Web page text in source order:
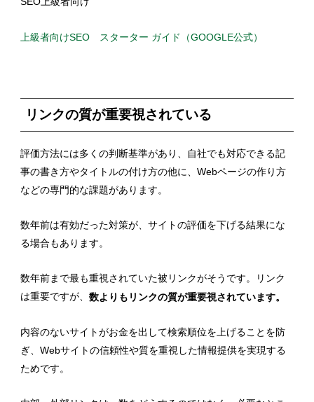
上級者向けSEO スターター ガイド（GOOGLE公式）
リンクの質が重要視されている
評価方法には多くの判断基準があり、自社でも対応できる記
事の書き方やタイトルの付け方の他に、Webページの作り方
などの専門的な課題があります。
数年前は有効だった対策が、サイトの評価を下げる結果にな
る場合もあります。
数年前まで最も重視されていた被リンクがそうです。リンク
は重要ですが、 数よりもリンクの質が重要視されています。
内容のないサイトがお金を出して検索順位を上げることを防
ぎ、Webサイトの信頼性や質を重視した情報提供を実現する
ためです。